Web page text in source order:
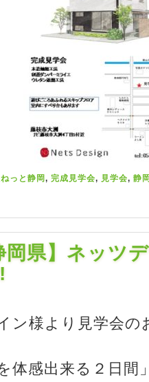
っと静岡 , 完成見学会, 見学会, 静
県】ネッツ
ン様より見学会の
体感出来る２日間